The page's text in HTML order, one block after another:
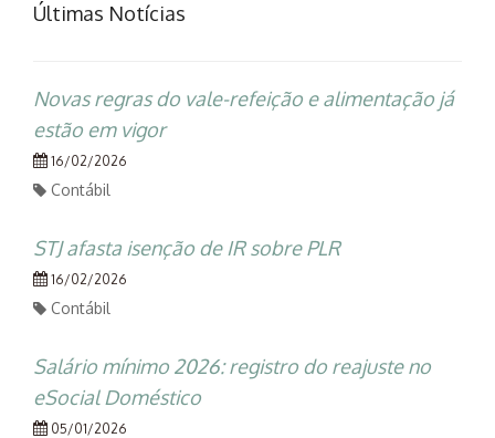
Últimas Notícias
Novas regras do vale-refeição e alimentação já
estão em vigor
16/02/2026
Contábil
STJ afasta isenção de IR sobre PLR
16/02/2026
Contábil
Salário mínimo 2026: registro do reajuste no
eSocial Doméstico
05/01/2026